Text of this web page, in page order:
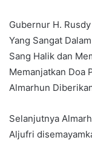
Gubernur H.
Yang Sangat
Sang Halik dan
Memanjatkan Doa
Almarhun
Selanjutnya
Aljufri